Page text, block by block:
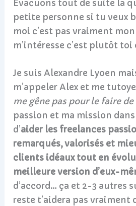
Évacuons tout de suite la
petite personne si tu veux
moi c’est pas vraiment
m’intéresse c’est plutôt
Je suis Alexandre Lyoen
m’appeler Alex et me
me gêne pas pour le faire
passion et ma mission dans
d’aider les freelances
remarqués, valorisés et
clients idéaux tout en
meilleure version d’eux-
d’accord… ça et 2-3 autres
reste t’aidera pas vraiment